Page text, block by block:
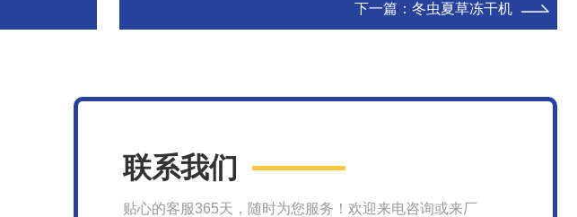
下一篇： 冬虫夏草冻干机
联系我们
贴心的客服365天，随时为您服务！欢迎来电咨询或来厂